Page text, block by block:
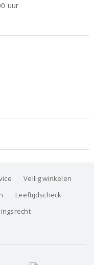
uur
Veilig winkelen
Leeftijdscheck